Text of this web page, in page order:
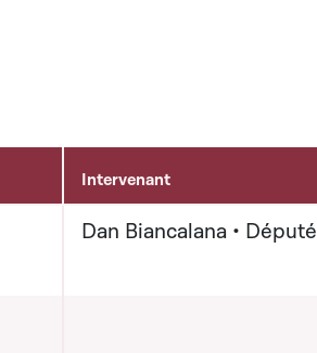
Intervenant
Dan Biancalana • Député